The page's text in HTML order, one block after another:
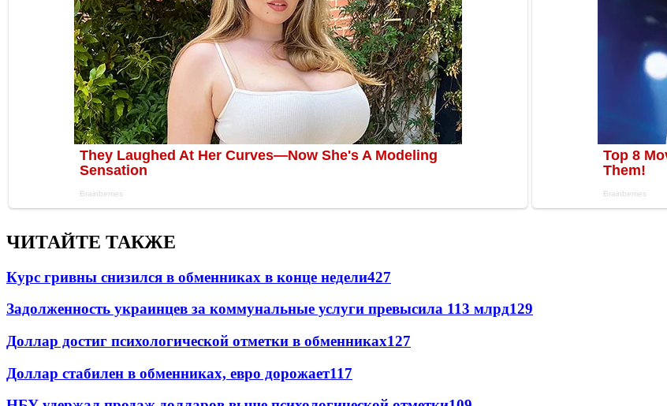
ЧИТАЙТЕ ТАКЖЕ
Курс гривны снизился в обменниках в конце недели427
Задолженность украинцев за коммунальные услуги превысила 113 млрд129
Доллар достиг психологической отметки в обменниках127
Доллар стабилен в обменниках, евро дорожает117